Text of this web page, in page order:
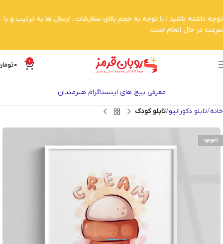
0
0
معرفی پیج های اینستاگرام هنرمندان
خانه تابلو دکوراتیو تابلو کودک
ناموجود
توجه داشته باشید : با توجه به حجم بالای سفارشات . ارسال ها به ترتیب و با
سرعت در حال انجام است.